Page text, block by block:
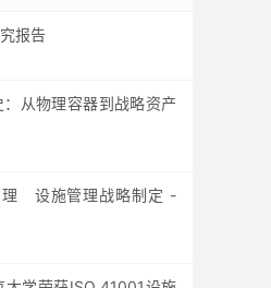
报告
从物理容器到战略资产
理 设施管理战略制定 -